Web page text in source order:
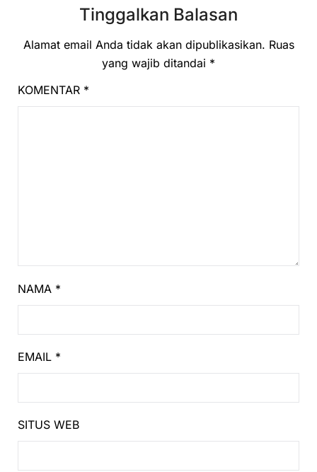
Tinggalkan Balasan
Alamat email Anda tidak akan dipublikasikan. Ruas
yang wajib ditandai *
KOMENTAR *
NAMA *
EMAIL *
SITUS WEB